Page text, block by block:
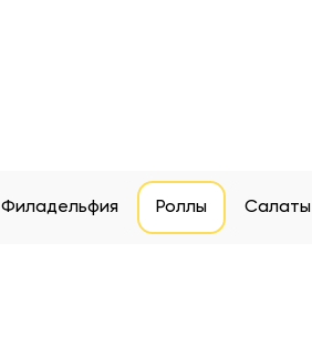
Филадельфия Роллы Салаты